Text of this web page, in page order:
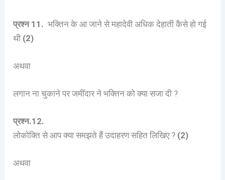
प्रश्न 11. भक्तिन के आ जाने से महादेवी अधिक देहाती कैसे हो गई
थी (2)
अथवा
लगान ना चुकाने पर जमींदार ने भक्तिन को क्या सजा दी ?
प्रश्न.12.
लोकोक्ति से आप क्या समझते हैं उदाहरण सहित लिखिए ? (2)
अथवा